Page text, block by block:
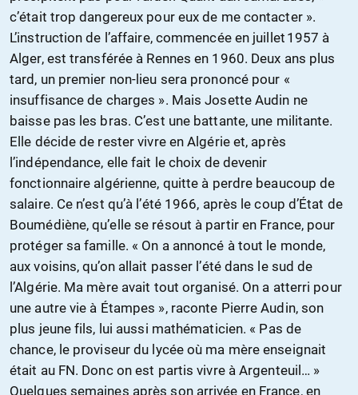
c’était trop dangereux pour eux de me contacter ».
L’instruction de l’affaire, commencée en juillet 1957 à
Alger, est transférée à Rennes en 1960. Deux ans plus
tard, un premier non-lieu sera prononcé pour «
insuffisance de charges ». Mais Josette Audin ne
baisse pas les bras. C’est une battante, une militante.
Elle décide de rester vivre en Algérie et, après
l’indépendance, elle fait le choix de devenir
fonctionnaire algérienne, quitte à perdre beaucoup de
salaire. Ce n’est qu’à l’été 1966, après le coup d’État de
Boumédiène, qu’elle se résout à partir en France, pour
protéger sa famille. « On a annoncé à tout le monde,
aux voisins, qu’on allait passer l’été dans le sud de
l’Algérie. Ma mère avait tout organisé. On a atterri pour
une autre vie à Étampes », raconte Pierre Audin, son
plus jeune fils, lui aussi mathématicien. « Pas de
chance, le proviseur du lycée où ma mère enseignait
était au FN. Donc on est partis vivre à Argenteuil… »
Quelques semaines après son arrivée en France, en